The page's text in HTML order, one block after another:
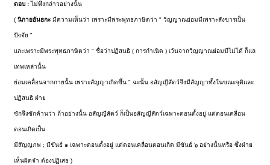
ตอบ :ไม่พึงกล่าวอย่างนั้น
( นิกายอันธกะมีความเห็นว่า เพราะมีพระพุทธภาษิตว่า " วิญญาณย่อมมีเพราะสังขารเป็น
ปัจจัย "
และเพราะมีพระพุทธภาษิตว่า " ชื่อว่าปฏิสนธิ ( การกำเนิด ) เว้นจากวิญญาณย่อมมีไม่ได้ ก็แล
เทพเหล่านั้น
ย่อมเคลื่อนจากกายนั้น เพราะสัญญาเกิดขึ้น " ฉะนั้น อสัญญีสัตว์จึงมีสัญญาทั้งในขณะจุติและ
ปฏิสนธิ ฝ่าย
ซักจึงซักค้านว่า ถ้าอย่างนั้น อสัญญีสัตว์ ก็เป็นอสัญญีสัตว์เฉพาะตอนตั้งอยู่ แต่ตอนเคลื่อน
ตอนเกิดเป็น
มีสัญญภพ ; มีขันธ์ ๑ เฉพาะตอนตั้งอยู่ แต่ตอนเคลื่อนตอนเกิด มีขันธ์ ๖ อย่างนั้นหรือ ซึ่งฝ่าย
เห็นผิดจำ ต้องปฏิเสธ )